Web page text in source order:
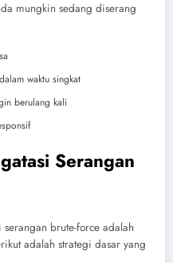
mungkin sedang diserang
waktu singkat
berulang kali
Serangan
brute-force adalah
adalah strategi dasar yang